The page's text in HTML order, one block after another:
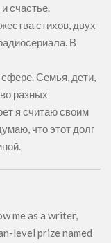
счастье.
стихов, двух
В
Семья, дети,
разных
я считаю своим
что этот долг
me as a writer,
level prize named